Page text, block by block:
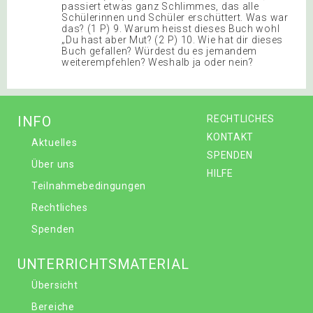
passiert etwas ganz Schlimmes, das alle
Schülerinnen und Schüler erschüttert. Was war
das? (1 P) 9. Warum heisst dieses Buch wohl
„Du hast aber Mut? (2 P) 10. Wie hat dir dieses
Buch gefallen? Würdest du es jemandem
weiterempfehlen? Weshalb ja oder nein?
RECHTLICHES
KONTAKT
SPENDEN
HILFE
INFO
Aktuelles
Über uns
Teilnahmebedingungen
Rechtliches
Spenden
UNTERRICHTSMATERIAL
Übersicht
Bereiche